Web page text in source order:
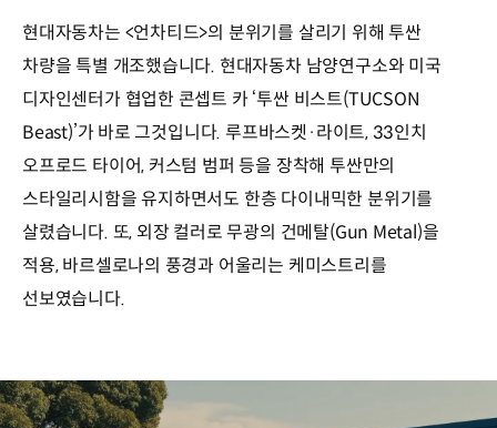
현대자동차는 <언차티드>의 분위기를 살리기 위해 투싼
차량을 특별 개조했습니다. 현대자동차 남양연구소와 미국
디자인센터가 협업한 콘셉트 카 ‘투싼 비스트(TUCSON
Beast)’가 바로 그것입니다. 루프바스켓·라이트, 33인치
오프로드 타이어, 커스텀 범퍼 등을 장착해 투싼만의
스타일리시함을 유지하면서도 한층 다이내믹한 분위기를
살렸습니다. 또, 외장 컬러로 무광의 건메탈(Gun Metal)을
적용, 바르셀로나의 풍경과 어울리는 케미스트리를
선보였습니다.